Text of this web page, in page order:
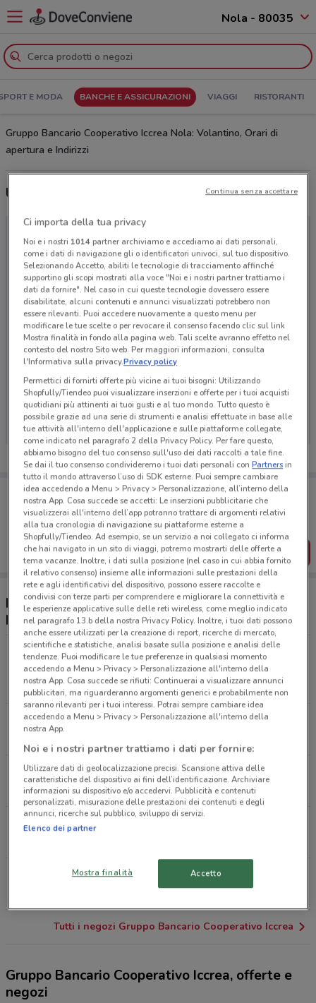
Nola - 80035
E MODA BANCHE E ASSICURAZIONI VIAGGI RISTORANTI
Gruppo Bancario Cooperativo Iccrea Nola: Volantino, Orari di
apertura e Indirizzi
Ultime offerte del volantino Gruppo Bancario Cooperativo Iccrea
Ci dispiace, al momento non abbiamo pubblicato
volantini nella tua zona. Riprova più tardi.
Porta DoveConviene sempre con te!
Puoi trovare le migliori offerte dei negozi vicino a te,
salvarle e creare la tua lista del risparmio, comodamente
dal tuo cellulare.
SCARICA L’APP
Negozi Gruppo Bancario Cooperativo Iccrea a
Nola
Via Sergente De Pascale, 82 San Marzano Sul
Sarno
17.7 km
Piazza Lagarde - Parco Venere Montesarchio
17.8 km
Via Roma, 42 Siano
19.5 km
CHIUSO
Via Pietro Malchiade, 37 Scafati
Via G. Mazzini, 40 Pompei
Tutti i negozi Gruppo Bancario Cooperativo Iccrea
Gruppo Bancario Cooperativo Iccrea, offerte e
negozi
Ci importa della tua privacy
Noi e i nostri 1014partner archiviamo e accediamo ai dati personali,
come i dati di navigazione gli o identificatori univoci, sul tuo dispositivo.
Selezionando Accetto, abiliti le tecnologie di tracciamento affinché
supportino gli scopi mostrati alla voce "Noi e i nostri partner trattiamo i
dati da fornire". Nel caso in cui queste tecnologie dovessero essere
disabilitate, alcuni contenuti e annunci visualizzati potrebbero non
essere rilevanti. Puoi accedere nuovamente a questo menu per
modificare le tue scelte o per revocare il consenso facendo clic sul link
Mostra finalità in fondo alla pagina web. Tali scelte avranno effetto nel
contesto del nostro Sito web. Per maggiori informazioni, consulta
l'Informativa sulla privacy.Privacy policy
Permettici di fornirti offerte più vicine ai tuoi bisogni: Utilizzando
Shopfully/Tiendeo puoi visualizzare inserzioni e offerte per i tuoi acquisti
quotidiani più attinenti ai tuoi gusti e al tuo mondo. Tutto questo è
possibile grazie ad una serie di strumenti e analisi effettuate in base alle
tue attività all'interno dell'applicazione e sulle piattaforme collegate,
come indicato nel paragrafo 2 della Privacy Policy. Per fare questo,
abbiamo bisogno del tuo consenso sull'uso dei dati raccolti a tale fine.
Se dai il tuo consenso condivideremo i tuoi dati personali conPartnersin
tutto il mondo attraverso l’uso di SDK esterne. Puoi sempre cambiare
idea accedendo a Menu > Privacy > Personalizzazione, all’interno della
nostra App. Cosa succede se accetti: Le inserzioni pubblicitarie che
visualizzerai all'interno dell’app potranno trattare di argomenti relativi
alla tua cronologia di navigazione su piattaforme esterne a
Shopfully/Tiendeo. Ad esempio, se un servizio a noi collegato ci informa
che hai navigato in un sito di viaggi, potremo mostrarti delle offerte a
tema vacanze. Inoltre, i dati sulla posizione (nel caso in cui abbia fornito
il relativo consenso) insieme alle informazioni sulle prestazioni della
rete e agli identificativi del dispositivo, possono essere raccolte e
condivisi con terze parti per comprendere e migliorare la connettività e
le esperienze applicative sulle delle reti wireless, come meglio indicato
nel paragrafo 13.b della nostra Privacy Policy. Inoltre, i tuoi dati possono
anche essere utilizzati per la creazione di report, ricerche di mercato,
scientifiche e statistiche, analisi basate sulla posizione e analisi delle
tendenze. Puoi modificare le tue preferenze in qualsiasi momento
accedendo a Menu > Privacy > Personalizzazione all'interno della
nostra App. Cosa succede se rifiuti: Continuerai a visualizzare annunci
pubblicitari, ma riguarderanno argomenti generici e probabilmente non
saranno rilevanti per i tuoi interessi. Potrai sempre cambiare idea
accedendo a Menu > Privacy > Personalizzazione all'interno della
nostra App.
Noi e i nostri partner trattiamo i dati per fornire:
Utilizzare dati di geolocalizzazione precisi. Scansione attiva delle
caratteristiche del dispositivo ai fini dell’identificazione. Archiviare
informazioni su dispositivo e/o accedervi. Pubblicità e contenuti
personalizzati, misurazione delle prestazioni dei contenuti e degli
annunci, ricerche sul pubblico, sviluppo di servizi.
Elenco dei partner
Mostra finalità Accetto
Continua senza accettare